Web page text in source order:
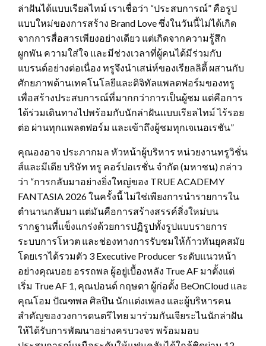
ล่าฝันได้แบบเรียลไทม์ เราเชื่อว่า “ประสบการณ์” คือรูป
แบบใหม่ของการสร้าง Brand Love ซึ่งในวันนี้ไม่ได้เกิด
จากการสื่อสารเพียงอย่างเดียว แต่เกิดจากความรู้สึก
ผูกพัน ความใส่ใจ และมีช่วงเวลาที่ผู้คนได้มีร่วมกับ
แบรนด์อย่างต่อเนื่อง ทรูจึงนำเสน่ห์ของเรียลลิตี้ ผสานกับ
ศักยภาพด้านเทคโนโลยีและดิจิทัลแพลตฟอร์มของทรู
เพื่อสร้างประสบการณ์ที่มากกว่าการเป็นผู้ชม แต่คือการ
ได้ร่วมเดินทางไปพร้อมกับนักล่าฝันแบบเรียลไทม์ ไร้รอย
ต่อ ผ่านทุกแพลตฟอร์ม และเข้าถึงผู้ชมทุกเจเนอเรชัน”
คุณองอาจ ประภากมล หัวหน้าผู้บริหาร หน่วยงานทรูวิชั่น
ส์และมีเดีย บริษัท ทรู คอร์ปอเรชั่น จำกัด (มหาชน) กล่าว
ว่า “การกลับมาอย่างยิ่งใหญ่ของ TRUE ACADEMY
FANTASIA 2026 ในครั้งนี้ ไม่ใช่เพียงการนำรายการใน
ตำนานกลับมา แต่มันคือการสร้างสรรค์สิ่งใหม่บน
รากฐานที่แข็งแกร่งด้วยการปฏิรูปทั้งรูปแบบรายการ
ระบบการโหวต และช่องทางการรับชมให้ก้าวทันยุคสมัย
โดยเราได้รวมตัว 3 Executive Producer ระดับแนวหน้า
อย่างคุณบอย อรรถพล ผู้อยู่เบื้องหลัง True AF มาตั้งแต่
เริ่ม True AF 1, คุณปอนด์ กฤษดา ผู้ก่อตั้ง BeOnCloud และ
คุณโอม ปัณฑพล ศิลปิน นักแต่งเพลง และผู้บริหารคน
สำคัญของวงการดนตรีไทย มาร่วมกันเจียระไนนักล่าฝัน
ให้ได้รับการพัฒนาอย่างครบวงจร พร้อมมอบ